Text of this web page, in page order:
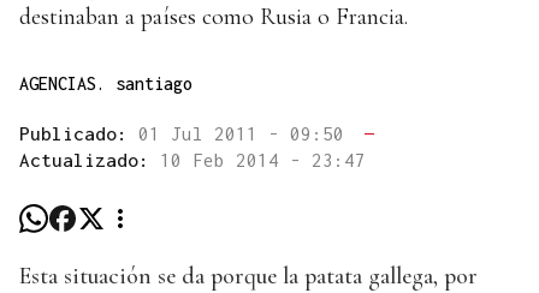
destinaban a países como Rusia o Francia.
AGENCIAS. santiago
Publicado: 01 Jul 2011 - 09:50
—
Actualizado: 10 Feb 2014 - 23:47
Esta situación se da porque la patata gallega, por